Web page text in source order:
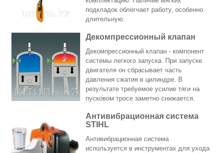
подкладок облегчает работу, особенно
длительную.
Декомпрессионный клапан
Декомпрессионный клапан - компонент
системы легкого запуска. При запуске
двигателя он сбрасывает часть
давления сжатия в цилиндре. В
результате требуемое усилие тяги на
пусковом тросе заметно снижается.
Антивибрационная система
STIHL
Антивибрационная система
используется в инструментах для ухода